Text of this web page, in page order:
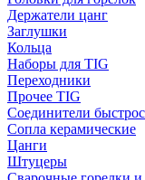
Держатели цанг
Заглушки
Кольца
Наборы для TIG
Переходники
Прочее TIG
Соединители
Сопла керамические
Цанги
Штуцеры